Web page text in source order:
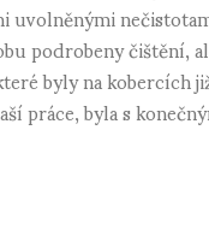
uvolněnými
podrobeny čištění,
byly na kobercích
práce, byla s